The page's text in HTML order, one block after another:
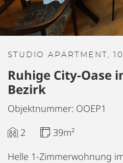
STUDIO APARTMENT,
Ruhige City-Oase
Bezirk
Objektnummer: OOEP1
2
39m²
Helle 1-Zimmerwohnung